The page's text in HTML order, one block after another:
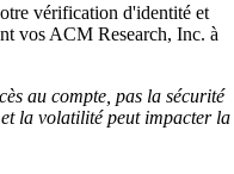
vérification d'identité et
vos ACM Research, Inc. à
au compte, pas la sécurité
la volatilité peut impacter la